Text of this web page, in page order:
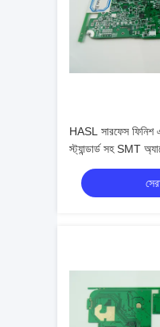
HASL সারফেস
স্ট্যান্ডার্ড সহ SMT